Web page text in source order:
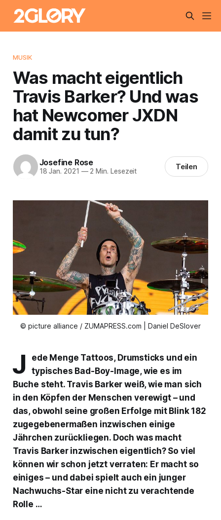
MUSIK
Was macht eigentlich
Travis Barker? Und was
hat Newcomer JXDN
damit zu tun?
Josefine Rose
18 Jan. 2021 —2 Min. Lesezeit Teilen
© picture alliance / ZUMAPRESS.com | Daniel DeSlover
J
ede Menge Tattoos, Drumsticks und ein
typisches Bad-Boy-Image, wie es im
Buche steht. Travis Barker weiß, wie man sich
in den Köpfen der Menschen verewigt – und
das, obwohl seine großen Erfolge mit Blink 182
zugegebenermaßen inzwischen einige
Jährchen zurückliegen. Doch was macht
Travis Barker inzwischen eigentlich? So viel
können wir schon jetzt verraten: Er macht so
einiges – und dabei spielt auch ein junger
Nachwuchs-Star eine nicht zu verachtende
Rolle …